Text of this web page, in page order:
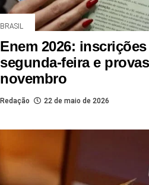
BRASIL
Enem 2026:
segunda-feira e
novembro
Redação 22 de maio de 2026